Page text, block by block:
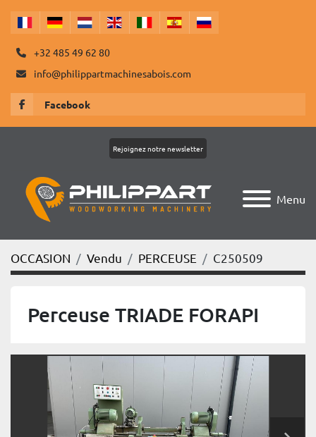
+32 485 49 62 80
info@philippartmachinesabois.com
Facebook
Menu
Rejoignez notre newsletter
OCCASION Vendu PERCEUSE C250509
Perceuse TRIADE FORAPI